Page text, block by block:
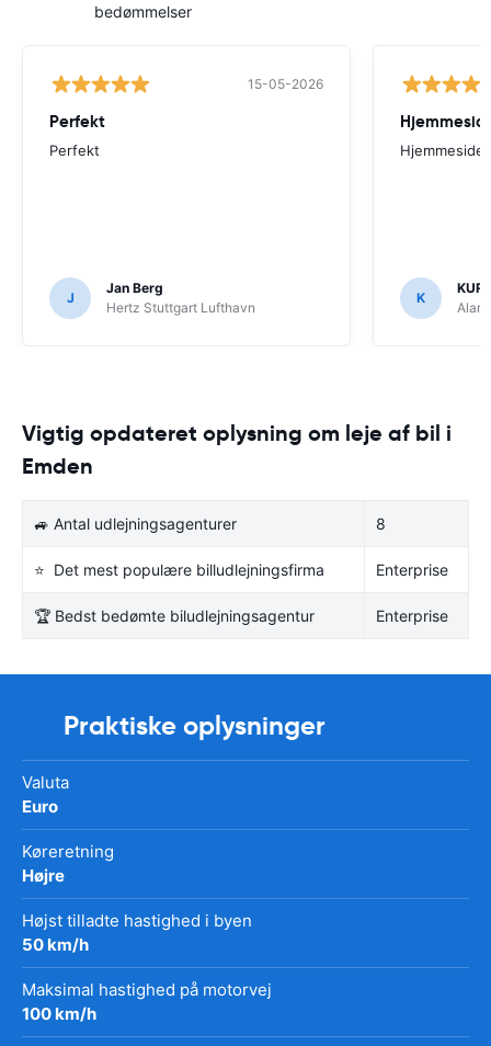
bedømmelser
15-05-2026
Perfekt
Perfekt
J
Jan Berg
Hertz Stuttgart Lufthavn
K
Vigtig opdateret oplysning om leje af bil i
Emden
🚙 Antal udlejningsagenturer 8
⭐ Det mest populære billudlejningsfirma Enterprise
🏆 Bedst bedømte biludlejningsagentur Enterprise
Praktiske oplysninger
Valuta
Euro
Køreretning
Højre
Højst tilladte hastighed i byen
50 km/h
Maksimal hastighed på motorvej
100 km/h